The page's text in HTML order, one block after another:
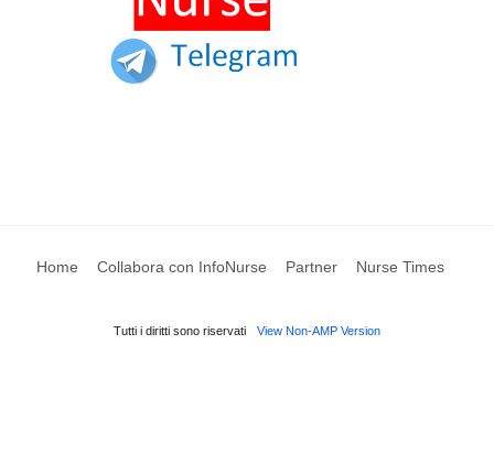
Home Collabora con InfoNurse Partner Nurse Times
Tutti i diritti sono riservati View Non-AMP Version